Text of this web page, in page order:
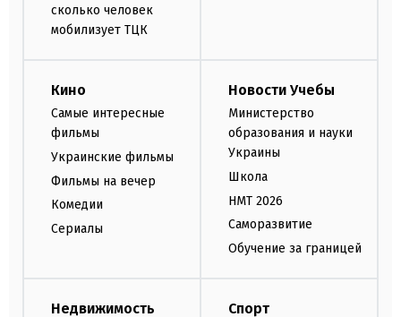
сколько человек
мобилизует ТЦК
Кино
Самые интересные
фильмы
Украинские фильмы
Фильмы на вечер
Комедии
Сериалы
Новости Учебы
Министерство
образования и науки
Украины
Школа
НМТ 2026
Саморазвитие
Обучение за границей
Недвижимость Спорт